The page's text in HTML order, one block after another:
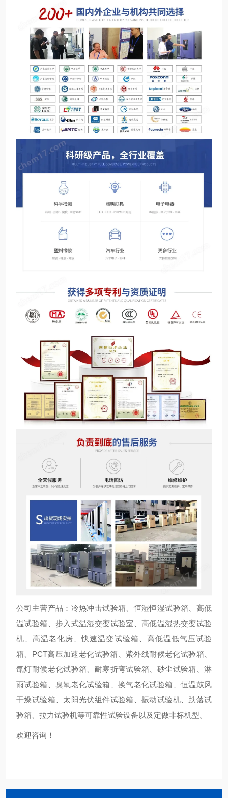
公司主营产品：冷热冲击试验箱、恒湿恒湿试验箱、高低
温试验箱、步入式温湿交变试验室、高低温湿热交变试验
机、高温老化房、快速温变试验箱、高低温低气压试验
箱、PCT高压加速老化试验箱、紫外线耐候老化试验箱、
氙灯耐候老化试验箱、耐寒折弯试验箱、砂尘试验箱、淋
雨试验箱、臭氧老化试验箱、换气老化试验箱、恒温鼓风
干燥试验箱、太阳光伏组件试验箱、振动试验机、跌落试
验箱、拉力试验机等可靠性试验设备以及定做非标机型。
欢迎咨询！